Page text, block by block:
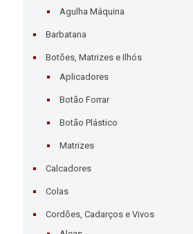
Agulha Máquina
Barbatana
Botões, Matrizes e Ilhós
Aplicadores
Botão Forrar
Botão Plástico
Matrizes
Calcadores
Colas
Cordões, Cadarços e Vivos